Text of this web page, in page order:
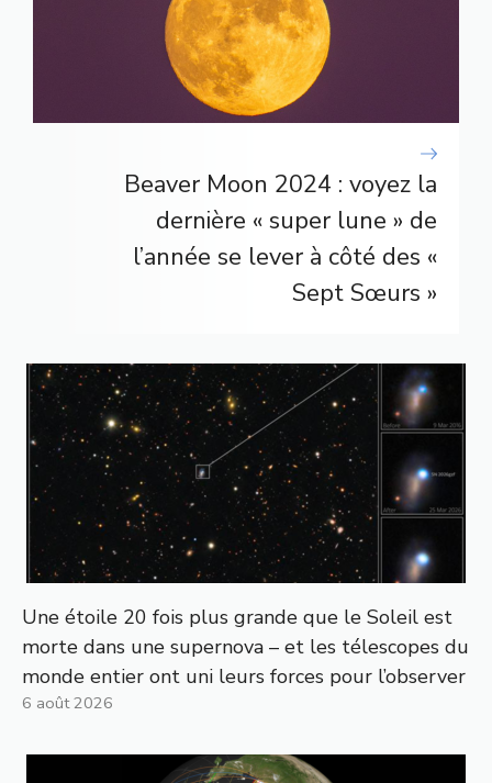
Beaver Moon 2024 : voyez la
dernière « super lune » de
l’année se lever à côté des «
Sept Sœurs »
Une étoile 20 fois plus grande que le Soleil est
morte dans une supernova – et les télescopes du
monde entier ont uni leurs forces pour l’observer
6 août 2026